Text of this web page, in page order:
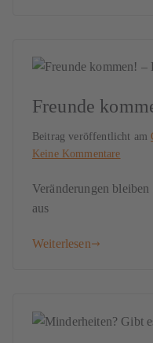
Freunde
Beitrag veröffentlicht am
Keine Kommentare
Veränderungen
aus
Weiterlesen